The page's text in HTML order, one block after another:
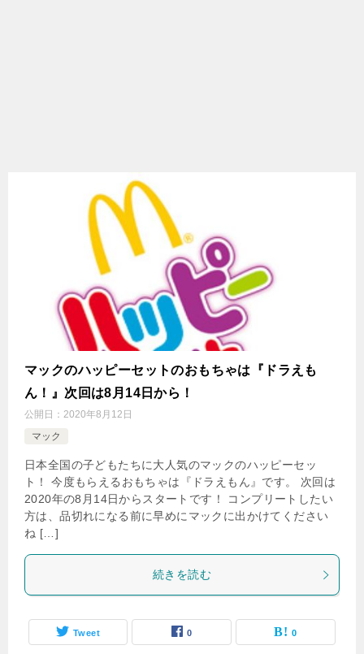
マックのハッピーセットのおもちゃは『ドラえも
ん！』次回は8月14日から！
公開日： 2020年8月12日
マック
日本全国の子どもたちに大人気のマックのハッピーセッ
ト！ 今度もらえるおもちゃは『ドラえもん』です。 次回は
2020年の8月14日からスタートです！ コンプリートしたい
方は、品切れになる前に早めにマックに出かけてください
ね […]
続きを読む
Tweet 0 0